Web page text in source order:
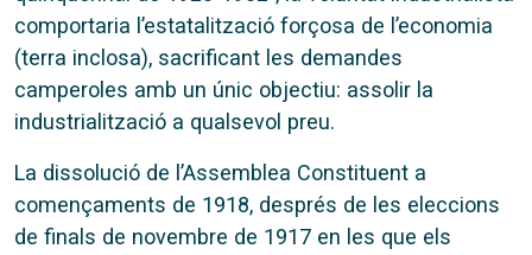
comportaria l’estatalització forçosa de l’economia
(terra inclosa), sacrificant les demandes
camperoles amb un únic objectiu: assolir la
industrialització a qualsevol preu.
La dissolució de l’Assemblea Constituent a
començaments de 1918, després de les eleccions
de finals de novembre de 1917 en les que els